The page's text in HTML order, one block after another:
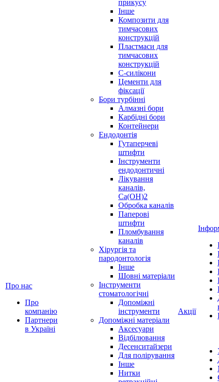
Про нас
Про
компанію
Партнери
в Україні
прикусу
Інше
Композити для
тимчасових
конструкцій
Пластмаси для
тимчасових
конструкцій
С-силікони
Цементи для
фіксації
Бори турбінні
Алмазні бори
Карбідні бори
Контейнери
Ендодонтія
Гутаперчеві
штифти
Інструменти
ендодонтичні
Лікування
каналів,
Ca(OH)2
Обробка каналів
Паперові
штифти
Пломбування
каналів
Хірургія та
пародонтологія
Інше
Шовні матеріали
Інструменти
стоматологічні
Допоміжні
інструменти
Допоміжні матеріали
Аксесуари
Відбілювання
Десенситайзери
Для полірування
Інше
Нитки
Акції